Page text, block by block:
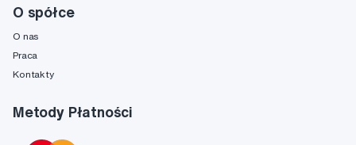
O spółce
O nas
Praca
Kontakty
Metody Płatności